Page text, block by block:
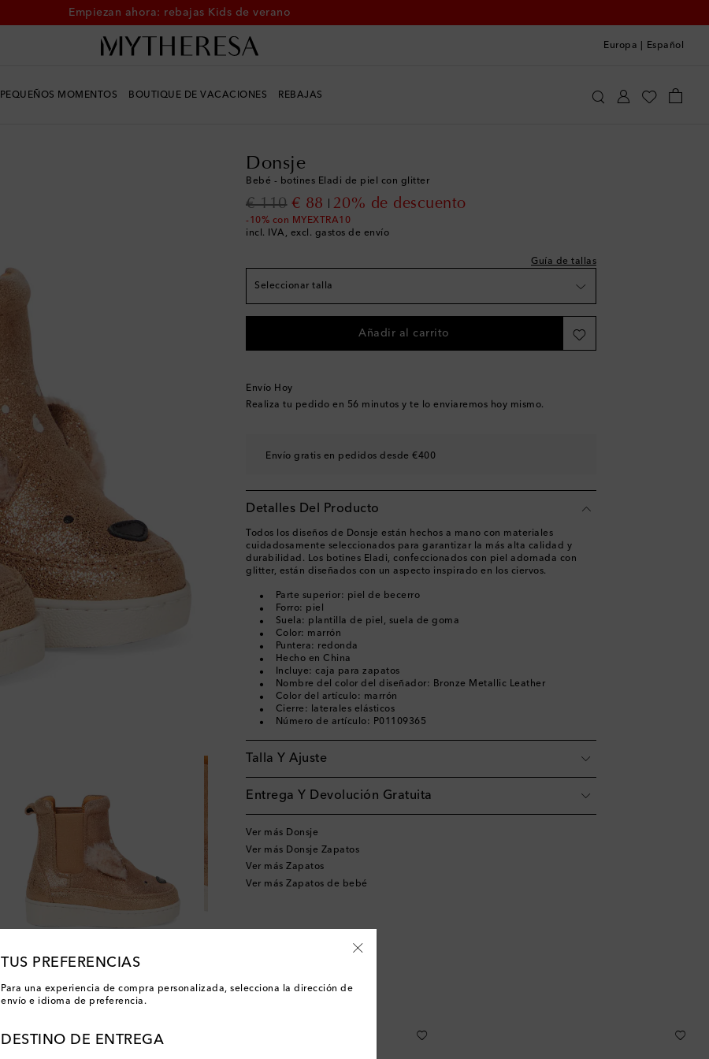
Empiezan ahora: rebajas Kids de verano
Europa Español
PEQUEÑOS MOMENTOS BOUTIQUE DE VACACIONES REBAJAS
Donsje
Bebé - botines Eladi de piel con glitter
€ 110
original price
€ 88
discount price
20% de descuento
-10% con MYEXTRA10
incl. IVA, excl. gastos de envío
Guía de tallas
Seleccionar talla
EU 19 Pocas unidades
EU 20
EU 22
Añadir al carrito
Envío Hoy
Realiza tu pedido en 56 minutos y te lo enviaremos hoy mismo.
Envío gratis en pedidos desde €400
Detalles Del Producto
Todos los diseños de Donsje están hechos a mano con materiales
cuidadosamente seleccionados para garantizar la más alta calidad y
durabilidad. Los botines Eladi, confeccionados con piel adornada con
glitter, están diseñados con un aspecto inspirado en los ciervos.
Parte superior: piel de becerro
Forro: piel
Suela: plantilla de piel, suela de goma
Color: marrón
Puntera: redonda
Hecho en China
Incluye: caja para zapatos
Nombre del color del diseñador: Bronze Metallic Leather
Color del artículo: marrón
Cierre: laterales elásticos
Número de artículo: P01109365
Talla Y Ajuste
Entrega Y Devolución Gratuita
Ver más Donsje
Ver más Donsje Zapatos
Ver más Zapatos
Ver más Zapatos de bebé
TUS PREFERENCIAS
Para una experiencia de compra personalizada, selecciona la dirección de
envío e idioma de preferencia.
DESTINO DE ENTREGA